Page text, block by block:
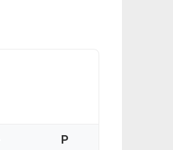
P